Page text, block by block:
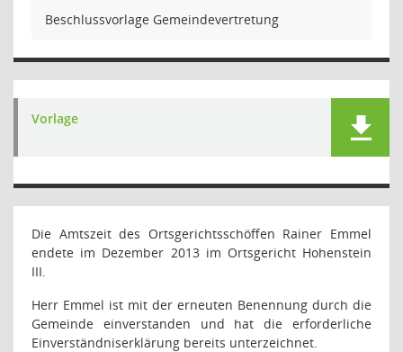
Beschlussvorlage Gemeindevertretung
Vorlage
Die Amtszeit des Ortsgerichtsschöffen Rainer Emmel
endete im Dezember 2013 im Ortsgericht Hohenstein
III.
Herr Emmel ist mit der erneuten Benennung durch die
Gemeinde einverstanden und hat die erforderliche
Einverständniserklärung bereits unterzeichnet.